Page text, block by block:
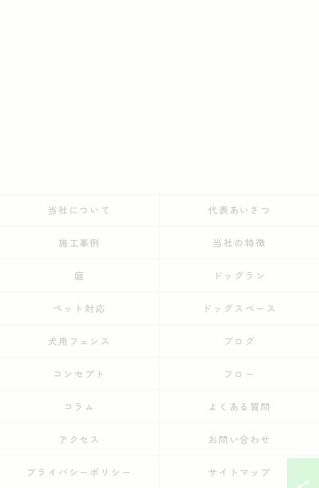
当社について 代表あいさつ
施工事例 当社の特徴
庭 ドッグラン
ペット対応 ドッグスペース
犬用フェンス ブログ
コンセプト フロー
コラム よくある質問
アクセス お問い合わせ
プライバシーポリシー サイトマップ